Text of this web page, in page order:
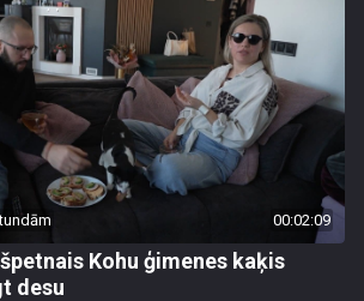
00:02:09
Kohu ģimenes kaķis
desu